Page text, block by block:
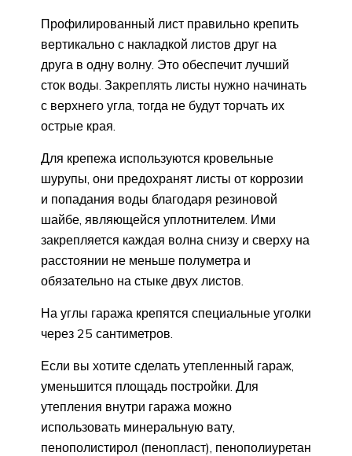
Профилированный лист правильно крепить
вертикально с накладкой листов друг на
друга в одну волну. Это обеспечит лучший
сток воды. Закреплять листы нужно начинать
с верхнего угла, тогда не будут торчать их
острые края.
Для крепежа используются кровельные
шурупы, они предохранят листы от коррозии
и попадания воды благодаря резиновой
шайбе, являющейся уплотнителем. Ими
закрепляется каждая волна снизу и сверху на
расстоянии не меньше полуметра и
обязательно на стыке двух листов.
На углы гаража крепятся специальные уголки
через 25 сантиметров.
Если вы хотите сделать утепленный гараж,
уменьшится площадь постройки. Для
утепления внутри гаража можно
использовать минеральную вату,
пенополистирол (пенопласт), пенополиуретан